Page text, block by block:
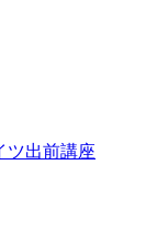
ツ出前講座